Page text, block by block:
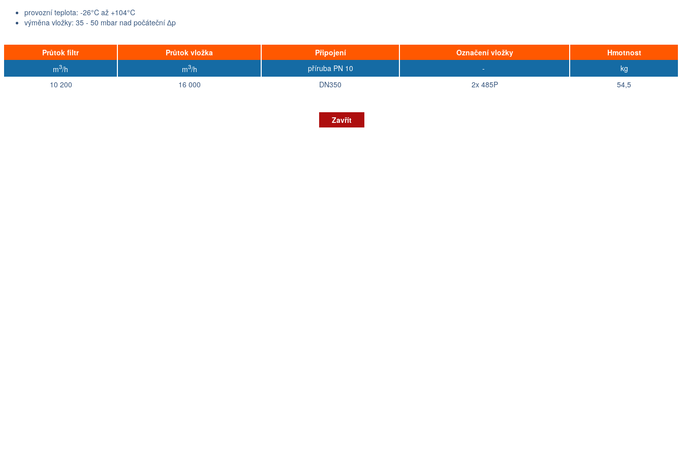
provozní teplota: -26°C až +104°C
výměna vložky: 35 - 50 mbar nad počáteční ∆p
Průtok filtr Průtok vložka Připojení Označení vložky
Hmotnost
m3/h m3/h příruba PN 10 -
kg
10 200
16 000 DN350 2x 485P 54,5
Zavřít